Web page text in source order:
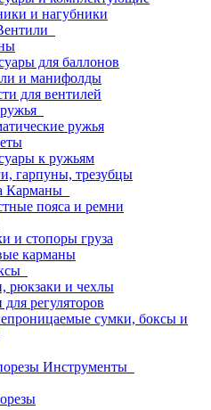
и нагубники
для баллонов
и манифолды
для вентилей
ружья
к ружьям
гарпуны, трезубцы
Карманы
пояса и ремни
и стопоры груза
карманы
рюкзаки и чехлы
регуляторов
сумки, боксы и
Инструменты